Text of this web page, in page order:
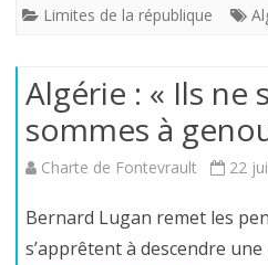
Limites de la république
Algérie : « Ils
sommes à
Charte de Fontevrault 22
Bernard Lugan remet les
s’apprêtent à descendre